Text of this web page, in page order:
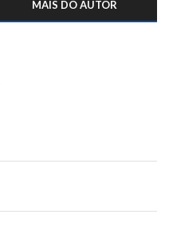
MAIS DO AUTOR